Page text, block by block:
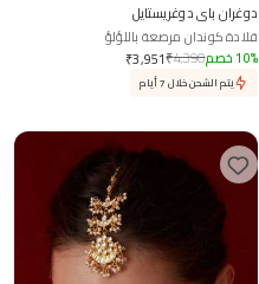
دوغران باي دوغريستايل
قلادة كوندان مرصعة باللؤلؤ
₹3,951₹4,390 10% خصم
يتم الشحن خلال 7 أيام